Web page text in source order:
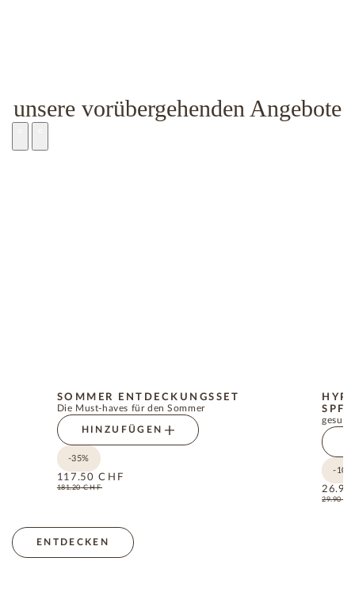
unsere vorübergehenden Angebote
SOMMER ENTDECKUNGSSET
Die Must-haves für den Sommer
HINZUFÜGEN
-35%
117.50 CHF
181.20CHF
-10%
26.90
29.90
ENTDECKEN